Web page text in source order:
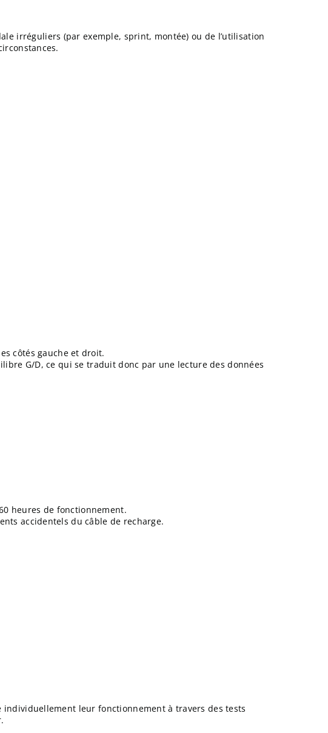
irréguliers (par exemple, sprint, montée) ou de l’utilisation
côtés gauche et droit.
G/D, ce qui se traduit donc par une lecture des données
heures de fonctionnement.
accidentels du câble de recharge.
individuellement leur fonctionnement à travers des tests